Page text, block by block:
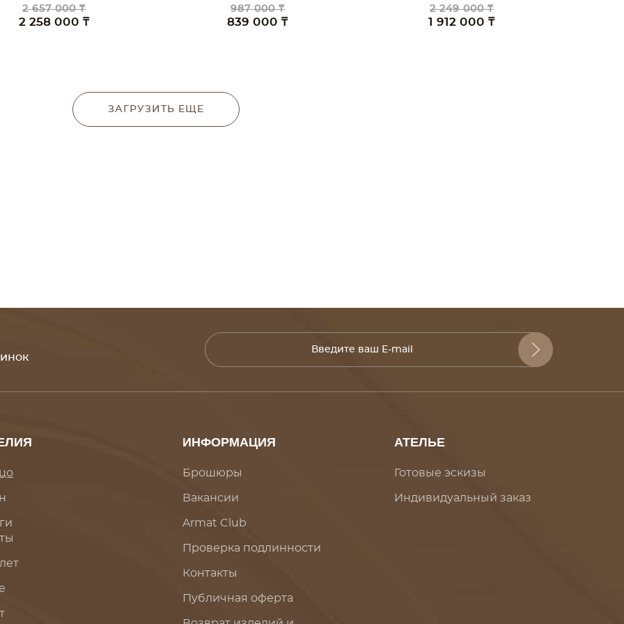
2 657 000 ₸
2 258 000 ₸
987 000 ₸
839 000 ₸
2 249 000 ₸
1 912 000 ₸
ЗАГРУЗИТЬ ЕЩЕ
ИНФОРМАЦИЯ
Брошюры
Вакансии
Armat Club
Проверка подлинности
Контакты
Публичная оферта
АТЕЛЬЕ
Готовые эскизы
Индивидуальный заказ